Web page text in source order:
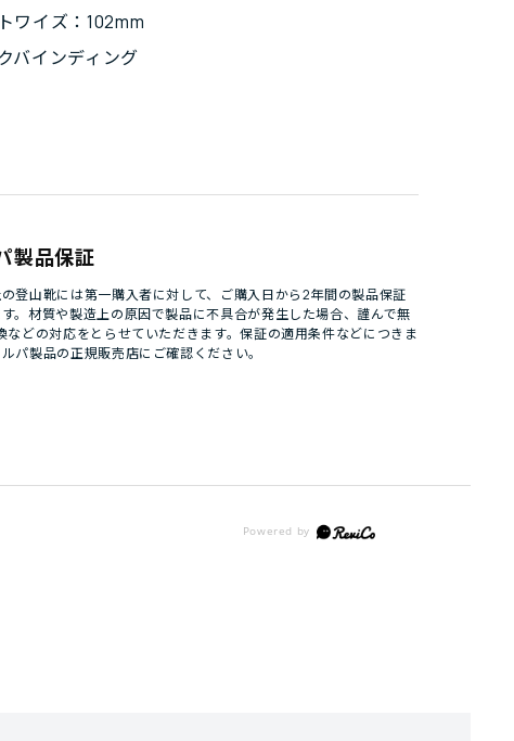
製品保証
登山靴には第一購入者に対して、ご購入日から2年間の製品保証
。材質や製造上の原因で製品に不具合が発生した場合、謹んで無
などの対応をとらせていただきます。保証の適用条件などにつきま
パ製品の正規販売店にご確認ください。
ワイズ：102mm
バインディング